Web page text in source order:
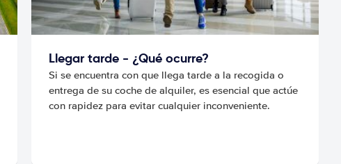
Llegar tarde - ¿Qué ocurre?
Si se encuentra con que llega tarde a la recogida o
entrega de su coche de alquiler, es esencial que actúe
con rapidez para evitar cualquier inconveniente.